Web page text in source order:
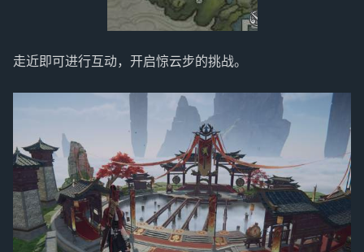
走近即可进行互动，开启惊云步的挑战。